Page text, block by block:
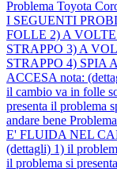
Problema Toyota
I SEGUENTI
FOLLE 2) A
STRAPPO 3) A
STRAPPO 4) SPIA
ACCESA nota:
il cambio va in folle
presenta il problema
andare bene
E' FLUIDA NEL
(dettagli) 1) il
il problema si